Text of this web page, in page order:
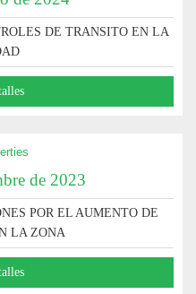
DE TRANSITO EN LA
de 2023
POR EL AUMENTO DE
LA ZONA